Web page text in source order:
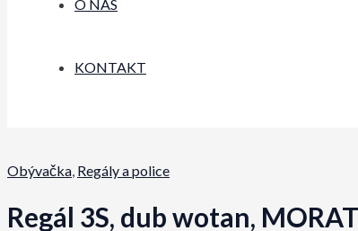
O NÁS
KONTAKT
Obývačka, Regály a police
Regál 3S, dub wotan,